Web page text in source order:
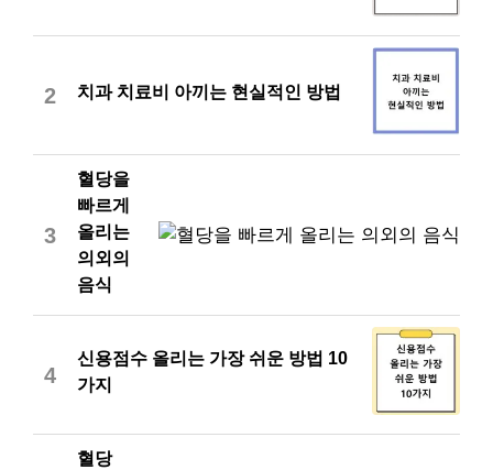
2 치과 치료비 아끼는 현실적인 방법
3
혈당을
빠르게
올리는
의외의
음식
4
신용점수 올리는 가장 쉬운 방법 10
가지
혈당